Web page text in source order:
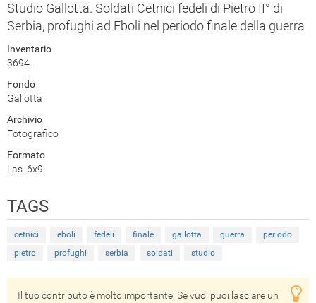
Studio Gallotta. Soldati Cetnici fedeli di Pietro II° di
Serbia, profughi ad Eboli nel periodo finale della guerra
Inventario
3694
Fondo
Gallotta
Archivio
Fotografico
Formato
Las. 6x9
TAGS
cetnici eboli fedeli finale gallotta guerra
periodo
pietro
profughi serbia soldati studio
Il tuo contributo è molto importante! Se vuoi puoi lasciare un